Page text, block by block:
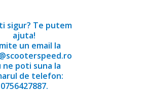
sigur? Te putem
ajuta!
un email la
ne poti suna la
de telefon:
0756427887.